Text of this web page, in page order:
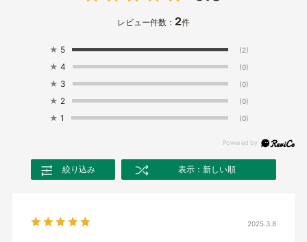
レビュー件数： 2件
★ 5 (2)
★ 4 (0)
★ 3 (0)
★ 2 (0)
★ 1 (0)
絞り込み 表示：新しい順
2025.3.8